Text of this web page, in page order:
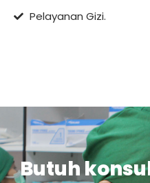
Pelayanan Gizi.
Butuh